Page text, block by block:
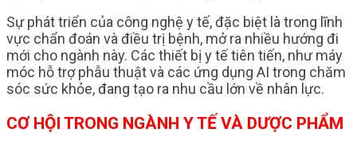
Sự phát triển của công nghệ y tế, đặc biệt là trong lĩnh
vực chẩn đoán và điều trị bệnh, mở ra nhiều hướng đi
mới cho ngành này. Các thiết bị y tế tiên tiến, như máy
móc hỗ trợ phẫu thuật và các ứng dụng AI trong chăm
sóc sức khỏe, đang tạo ra nhu cầu lớn về nhân lực.
CƠ HỘI TRONG NGÀNH Y TẾ VÀ DƯỢC PHẨM